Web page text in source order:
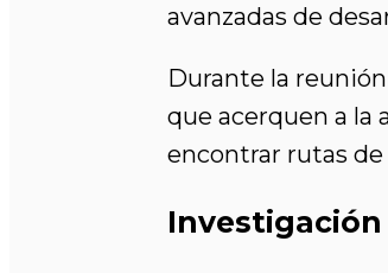
avanzadas de
Durante la
que acerquen a la
encontrar rutas